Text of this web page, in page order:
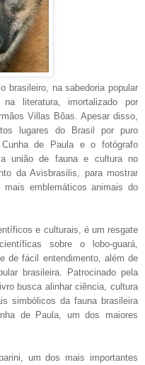
brasileiro, na sabedoria popular
literatura, imortalizado por
Villas Bôas. Apesar disso,
lugares do Brasil por puro
Cunha de Paula e o fotógrafo
a união de fauna e cultura no
da Avisbrasilis, para mostrar
emblemáticos animais do
e culturais, é um resgate
sobre o lobo-guará,
de fácil entendimento, além de
brasileira. Patrocinado pela
busca alinhar ciência, cultura
simbólicos da fauna brasileira
de Paula, um dos maiores
um dos mais importantes